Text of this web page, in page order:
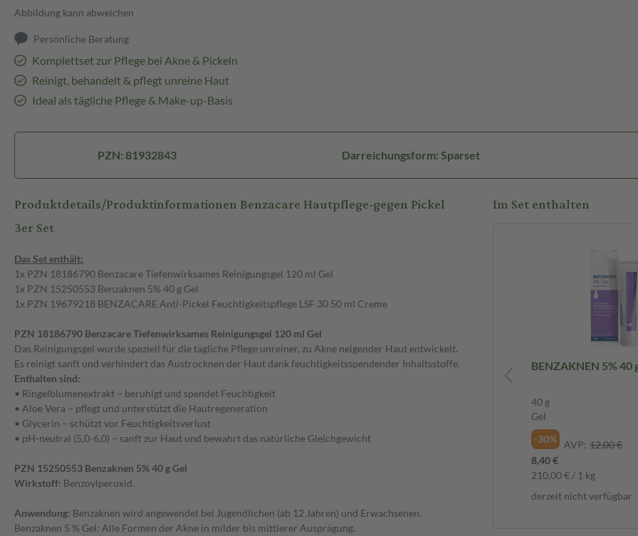
Abbildung kann abweichen
Persönliche Beratung
Komplettset zur Pflege bei Akne & Pickeln
Reinigt, behandelt & pflegt unreine Haut
Ideal als tägliche Pflege & Make-up-Basis
PZN: 81932843 Darreichungsform: Sparset
Produktdetails/Produktinformationen Benzacare Hautpflege-gegen Pickel
3er Set
Das Set enthält:
1x PZN 18186790 Benzacare Tiefenwirksames Reinigungsgel 120 ml Gel
1x PZN 15250553 Benzaknen 5% 40 g Gel
1x PZN 19679218 BENZACARE Anti-Pickel Feuchtigkeitspflege LSF 30 50 ml Creme
PZN 18186790 Benzacare Tiefenwirksames Reinigungsgel 120 ml Gel
Das Reinigungsgel wurde speziell für die tägliche Pflege unreiner, zu Akne neigender Haut entwickelt.
Es reinigt sanft und verhindert das Austrocknen der Haut dank feuchtigkeitsspendender Inhaltsstoffe.
Enthalten sind:
• Ringelblumenextrakt – beruhigt und spendet Feuchtigkeit
• Aloe Vera – pflegt und unterstützt die Hautregeneration
• Glycerin – schützt vor Feuchtigkeitsverlust
• pH-neutral (5,0-6,0) – sanft zur Haut und bewahrt das natürliche Gleichgewicht
PZN 15250553 Benzaknen 5% 40 g Gel
Wirkstoff: Benzoylperoxid.
Anwendung: Benzaknen wird angewendet bei Jugendlichen (ab 12 Jahren) und Erwachsenen.
Benzaknen 5 % Gel: Alle Formen der Akne in milder bis mittlerer Ausprägung.
Im Set enthalten
g Gel
BENZACARE Anti-Pickel
Gel
-18% UVP: 11,99 €
82,17 € / 1 l
BENZACARE Anti-Pickel
-18% UVP:
BENZAKNEN 5% 40
40 g
Gel
-30%
AVP: 12,00 €
8,40 €
210,00 € / 1 kg
derzeit nicht verfügbar